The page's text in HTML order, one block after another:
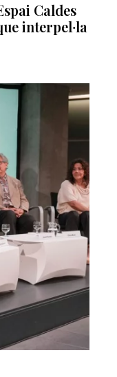
Caldes
interpel·la